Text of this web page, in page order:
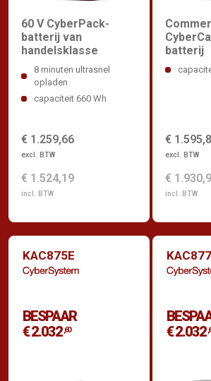
60 V CyberPack-
batterij van
handelsklasse
8 minuten ultrasnel
opladen
capaciteit 660 Wh
€ 1.259,66
excl. BTW
€ 1.524,19
incl. BTW
batterij
€
excl. BTW
€
incl. BTW
KAC875E
BESPAAR
€ 2.032 ,60
€ 2.032